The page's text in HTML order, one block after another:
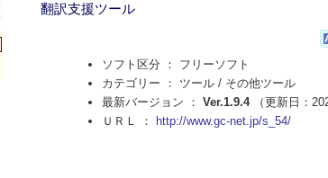
翻訳支援ツール
ソフト区分 ： フリーソフト
カテゴリー ： ツール / その他ツール
最新バージョン ： Ver.1.9.4（更新日：
ＵＲＬ ：
http://www.gc-net.jp/s_54/